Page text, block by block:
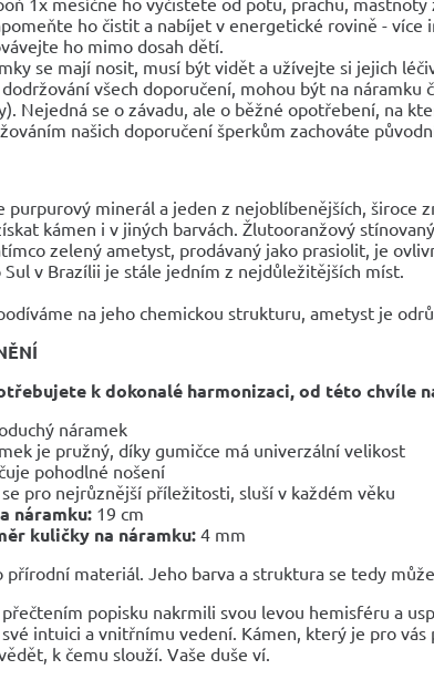
ho čistit a nabíjet v energetické rovině - více
ho mimo dosah dětí.
se mají nosit, musí být vidět a užívejte si jejich
všech doporučení, mohou být na
Nejedná se o závadu, ale o běžné opotřebení, na
našich doporučení šperkům zachováte
purpurový minerál a jeden z nejoblíbenějších, široce
kámen i v jiných barvách. Žlutooranžový
zelený ametyst, prodávaný jako prasiolit, je
Sul v Brazílii je stále jedním z nejdůležitějších míst.
na jeho chemickou strukturu, ametyst je
k dokonalé harmonizaci, od této chvíle
náramek
je pružný, díky gumičce má univerzální velikost
pohodlné nošení
pro nejrůznější příležitosti, sluší v každém věku
náramku: 19 cm
kuličky na náramku: 4 mm
přírodní materiál. Jeho barva a struktura se tedy
popisku nakrmili svou levou hemisféru a
intuici a vnitřnímu vedení. Kámen, který je pro
k čemu slouží. Vaše duše ví.